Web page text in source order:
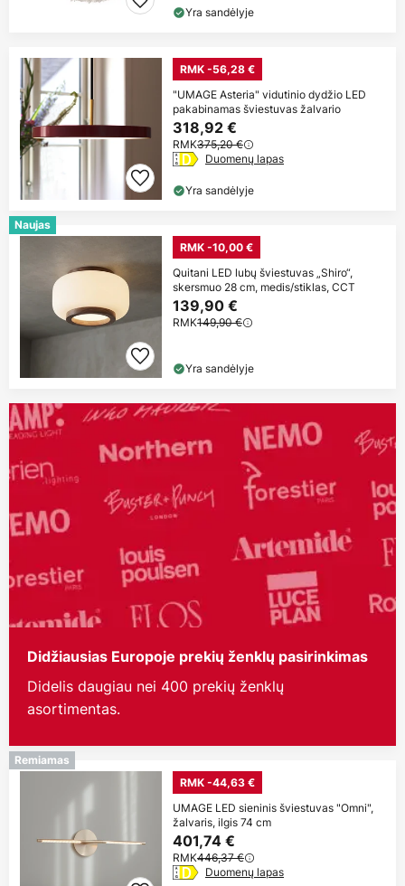
Yra sandėlyje
RMK -56,28 €
"UMAGE Asteria" vidutinio dydžio LED
pakabinamas šviestuvas žalvario
318,92 €
RMK375,20 €
Duomenų lapas
Yra sandėlyje
Naujas
RMK -10,00 €
Quitani LED lubų šviestuvas „Shiro“,
skersmuo 28 cm, medis/stiklas, CCT
139,90 €
RMK149,90 €
Yra sandėlyje
Didžiausias Europoje prekių ženklų pasirinkimas
Didelis daugiau nei 400 prekių ženklų
asortimentas.
Remiamas
RMK -44,63 €
UMAGE LED sieninis šviestuvas "Omni",
žalvaris, ilgis 74 cm
401,74 €
RMK446,37 €
Duomenų lapas